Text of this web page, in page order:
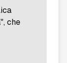
che